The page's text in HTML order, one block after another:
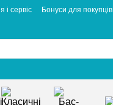
і сервіс Бонуси для покупців